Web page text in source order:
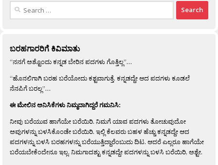
Search
ಬರಹಗಾರರಿಗೆ ಕಿವಿಮಾತು
“ನನಗೆ ಅಶ್ಟೊಂದು ಕನ್ನಡ ಬೇರಿನ ಪದಗಳು ಗೊತ್ತಿಲ್ಲ”…
“ಹೊನಲಿಗಾಗಿ ಬರಹ ಬರೆಯೋದು ಕಶ್ಟವಾಗುತ್ತೆ. ಕನ್ನಡದ್ದೇ ಆದ ಪದಗಳು ಕೂಡಲೆ
ನೆನಪಿಗೆ ಬರಲ್ಲ”…
ಈ ಮೇಲಿನ ಅನಿಸಿಕೆಗಳು ನಿಮ್ಮದಾಗಿದ್ದರೆ ಗಮನಿಸಿ:
ನೀವು ಬರೆಯುವ ಹಾಗೆಯೇ ಬರೆಯಿರಿ. ನಿಮಗೆ ಯಾವ ಪದಗಳು ತೋಚುವುದೋ
ಅವುಗಳನ್ನು ಬಳಸಿಕೊಂಡೇ ಬರೆಯಿರಿ. ಇಲ್ಲಿ ಕೆಲವರು ಬಹಳ ಹೆಚ್ಚು ಕನ್ನಡದ್ದೇ ಆದ
ಪದಗಳನ್ನು ಬಳಸಿ ಬರಹಗಳನ್ನು ಬರೆಯುತ್ತಿದ್ದಾರೆಂಬುದು ದಿಟ. ಆದರೆ ಎಲ್ಲರೂ ಹಾಗೆಯೇ
ಬರೆಯಬೇಕೆಂದೇನೂ ಇಲ್ಲ. ನಿಮಗಾದಶ್ಟು ಕನ್ನಡದ್ದೇ ಪದಗಳನ್ನು ಬಳಸಿ ಬರೆಯಿರಿ, ಅಶ್ಟೇ.